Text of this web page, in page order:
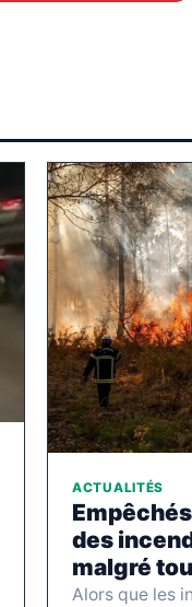
ACTUALITÉS
des
malgré
Alors que les